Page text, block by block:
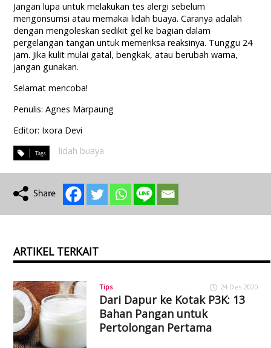
Jangan lupa untuk melakukan tes alergi sebelum
mengonsumsi atau memakai lidah buaya. Caranya adalah
dengan mengoleskan sedikit gel ke bagian dalam
pergelangan tangan untuk memeriksa reaksinya. Tunggu 24
jam. Jika kulit mulai gatal, bengkak, atau berubah warna,
jangan gunakan.
Selamat mencoba!
Penulis: Agnes Marpaung
Editor: Ixora Devi
lidah buaya
ARTIKEL TERKAIT
Tips 24 Des 2020
Dari Dapur ke Kotak P3K: 13
Bahan Pangan untuk
Pertolongan Pertama